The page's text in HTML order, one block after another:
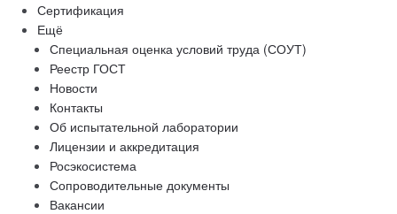
Сертификация
Ещё
Специальная оценка условий труда (СОУТ)
Реестр ГОСТ
Новости
Контакты
Об испытательной лаборатории
Лицензии и аккредитация
Росэкосистема
Сопроводительные документы
Вакансии